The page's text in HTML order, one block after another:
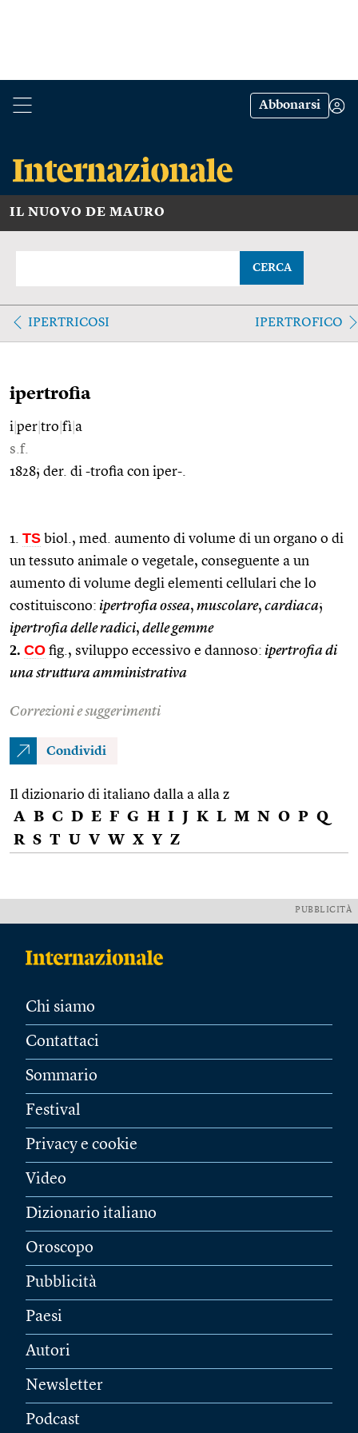
Abbonarsi
IL NUOVO DE MAURO
CERCA
IPERTRICOSI IPERTROFICO
ipertrofia
i per tro fì a
s.f.
1828; der. di -trofia con iper-.
1. TS biol., med. aumento di volume di un organo o di
un tessuto animale o vegetale, conseguente a un
aumento di volume degli elementi cellulari che lo
costituiscono: ipertrofia ossea, muscolare, cardiaca;
ipertrofia delle radici, delle gemme
2. CO fig., sviluppo eccessivo e dannoso: ipertrofia di
una struttura amministrativa
Correzioni e suggerimenti
Condividi
Il dizionario di italiano dalla a alla z
A B C D E F G H I J K L M N O P Q
R S T U V W X Y Z
PUBBLICITÀ
Chi siamo
Contattaci
Sommario
Festival
Privacy e cookie
Video
Dizionario italiano
Oroscopo
Pubblicità
Paesi
Autori
Newsletter
Podcast